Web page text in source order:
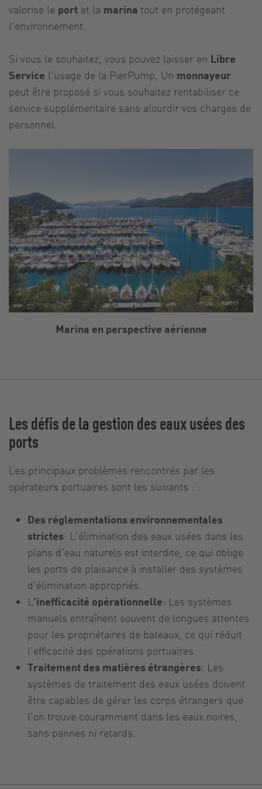
valorise le port et la marina tout en protégeant
l'environnement.
Si vous le souhaitez, vous pouvez laisser en Libre
Service l'usage de la PierPump, Un monnayeur
peut être proposé si vous souhaitez rentabiliser ce
service supplémentaire sans alourdir vos charges de
personnel.
Marina en perspective aérienne
Les défis de la gestion des eaux usées des
ports
Les principaux problèmes rencontrés par les
opérateurs portuaires sont les suivants :
Des réglementations environnementales
strictes: L'élimination des eaux usées dans les
plans d'eau naturels est interdite, ce qui oblige
les ports de plaisance à installer des systèmes
d'élimination appropriés.
L 'inefficacité opérationnelle: Les systèmes
manuels entraînent souvent de longues attentes
pour les propriétaires de bateaux, ce qui réduit
l'efficacité des opérations portuaires.
Traitement des matières étrangères: Les
systèmes de traitement des eaux usées doivent
être capables de gérer les corps étrangers que
l'on trouve couramment dans les eaux noires,
sans pannes ni retards.